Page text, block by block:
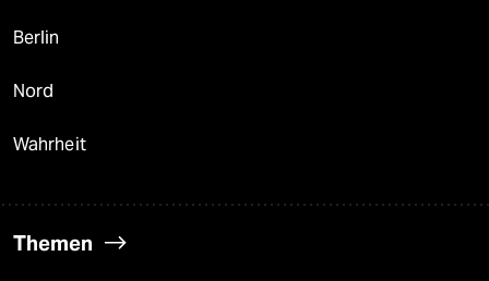
Berlin
Nord
Wahrheit
Themen